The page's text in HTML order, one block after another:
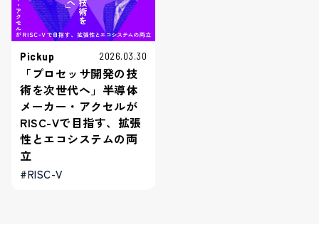
Pickup 2026.03.30
「プロセッサ開発の技
術を次世代へ」半導体
メーカー・アクセルが
RISC-Vで目指す、拡張
性とエコシステムの両
立
#RISC-V